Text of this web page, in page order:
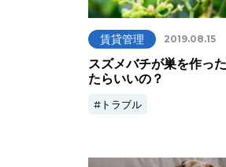
賃貸管理 2019.08.15
スズメバチが巣を作っ
たらいいの？
トラブル